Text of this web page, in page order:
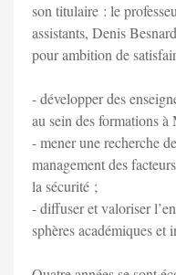
son titulaire : le
assistants, Denis
pour ambition de
- développer des
au sein des formations
- mener une recherche
management des
la sécurité ;
- diffuser et valoriser
sphères académiques et